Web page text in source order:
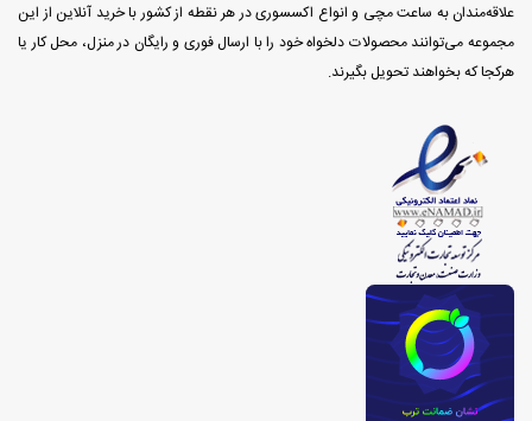
علاقه‌مندان به ساعت مچی و انواع اکسسوری در هر نقطه از کشور با خرید آنلاین از این
مجموعه می‌توانند محصولات دلخواه خود را با ارسال فوری و رایگان در منزل، محل کار یا
هرکجا که بخواهند تحویل بگیرند.